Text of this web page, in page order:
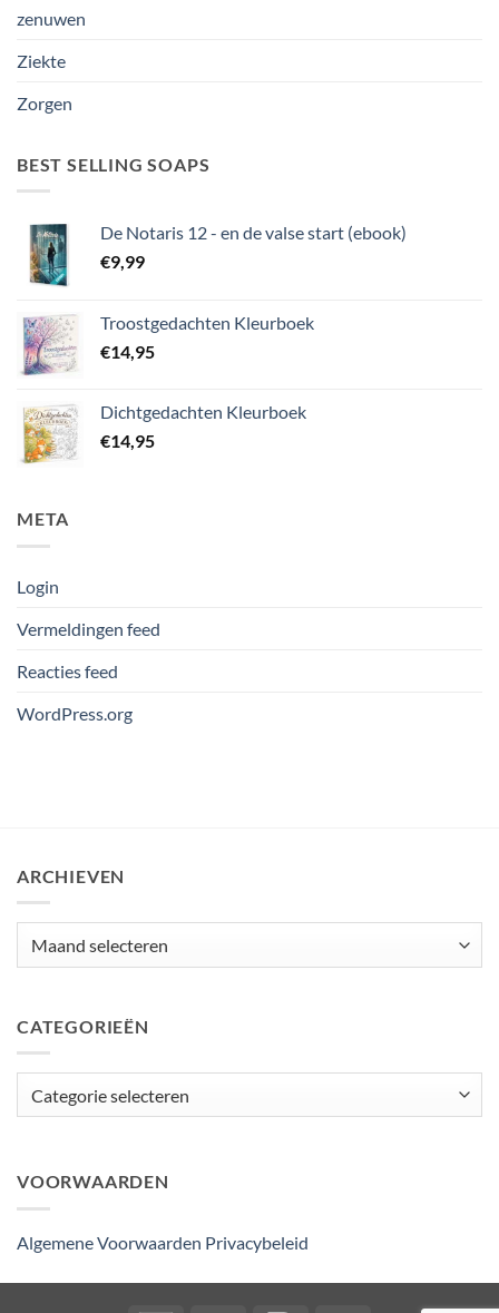
zenuwen
Ziekte
Zorgen
BEST SELLING SOAPS
De Notaris 12 - en de valse start (ebook)
€9,99
Troostgedachten Kleurboek
€14,95
Dichtgedachten Kleurboek
€14,95
META
Login
Vermeldingen feed
Reacties feed
WordPress.org
ARCHIEVEN
CATEGORIEËN
VOORWAARDEN
Algemene Voorwaarden Privacybeleid